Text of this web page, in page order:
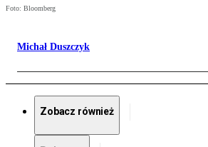
Foto: Bloomberg
Michał Duszczyk
Zobacz również